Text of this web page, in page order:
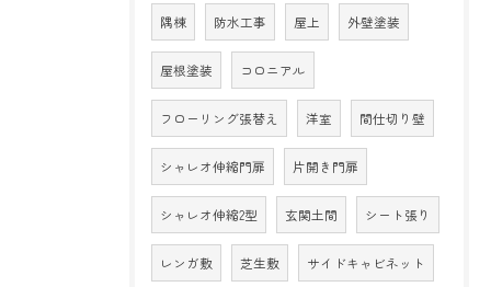
隅棟 防水工事 屋上 外壁塗装
屋根塗装 コロニアル
フローリング張替え 洋室 間仕切り壁
シャレオ伸縮門扉 片開き門扉
シャレオ伸縮2型 玄関土間 シート張り
レンガ敷 芝生敷 サイドキャビネット